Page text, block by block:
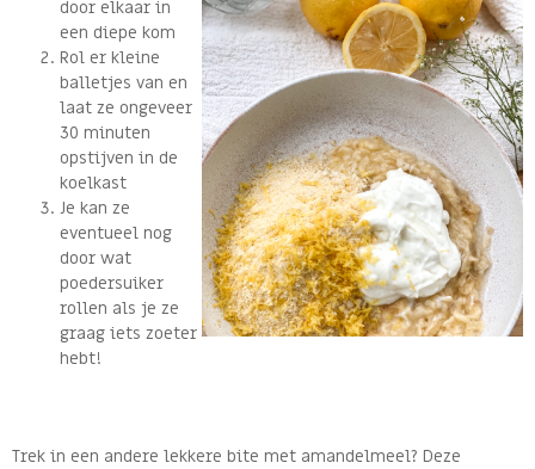
door elkaar in
een diepe kom
Rol er kleine
balletjes van en
laat ze ongeveer
30 minuten
opstijven in de
koelkast
Je kan ze
eventueel nog
door wat
poedersuiker
rollen als je ze
graag iets zoeter
hebt!
Trek in een andere lekkere bite met amandelmeel? Deze